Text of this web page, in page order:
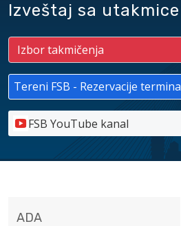
Izveštaj sa utakmice
Tereni FSB - Rezervacije termina
FSB YouTube kanal
ADA